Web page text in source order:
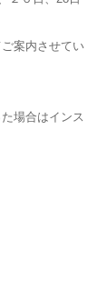
案内させてい
場合はインス